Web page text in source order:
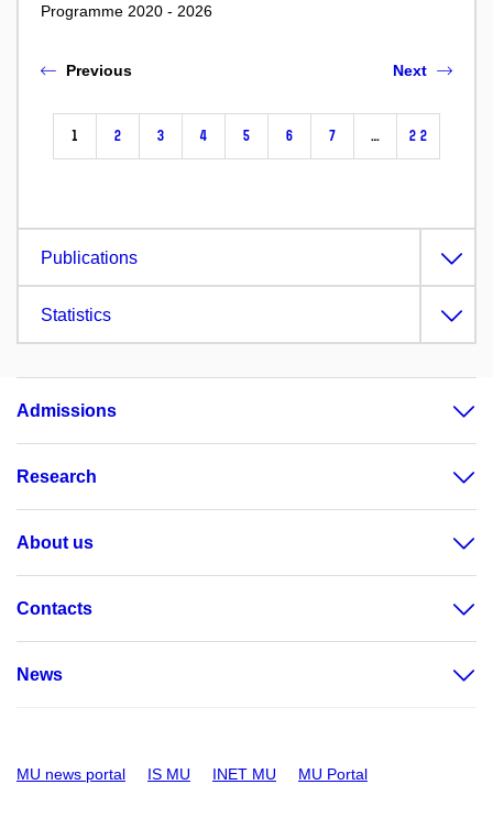
Programme 2020 - 2026
Previous
1 2 3 4 5 6 7 … 22
Next
Publications
Statistics
Admissions
Research
About us
Contacts
News
MU news portal IS MU INET MU MU Portal